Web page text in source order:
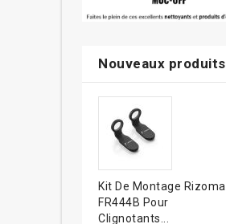
Nouveaux produits
Kit De Montage Rizoma
FR444B Pour
Clignotants...